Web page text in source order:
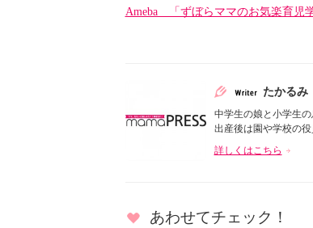
Ameba 「ずぼらママのお気楽育児学
たかるみ
中学生の娘と小学生
出産後は園や学校の
詳しくはこちら
あわせてチェック！